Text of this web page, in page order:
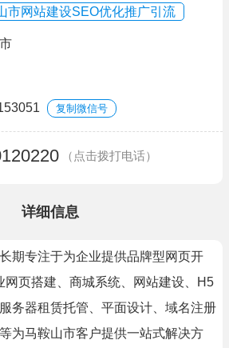
市网站建设SEO优化推广引流
复制微信号
（点击拨打电话）
详细信息
期专注于为企业提供品牌型网页开
网页搭建、商城系统、网站建设、H5
务器租赁托管、平面设计、域名注册
为马鞍山市客户提供一站式解决方